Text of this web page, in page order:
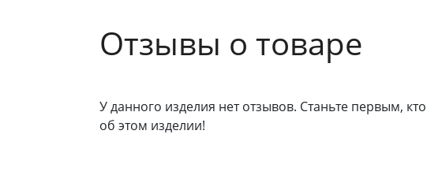
Отзывы о товаре
У данного изделия нет отзывов. Станьте первым,
об этом изделии!